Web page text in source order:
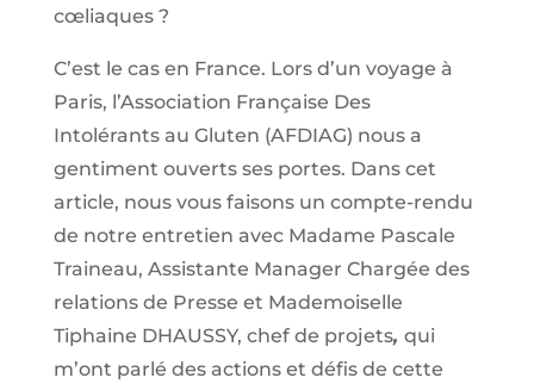
cœliaques ?
C’est le cas en France. Lors d’un voyage à
Paris, l’Association Française Des
Intolérants au Gluten (AFDIAG) nous a
gentiment ouverts ses portes. Dans cet
article, nous vous faisons un compte-rendu
de notre entretien avec Madame Pascale
Traineau, Assistante Manager Chargée des
relations de Presse et Mademoiselle
Tiphaine DHAUSSY, chef de projets, qui
m’ont parlé des actions et défis de cette